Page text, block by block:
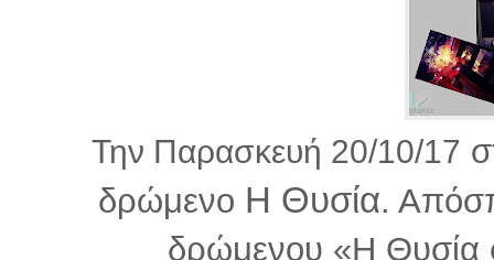
Την Παρασκευή 20/10/17
δρώμενο Η Θυσία.
δρώμενου «Η Θυσία